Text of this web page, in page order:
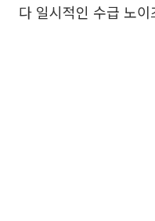
다 일시적인 수급 노